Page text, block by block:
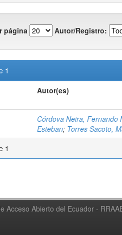
página Autor/Registro:
1
Autor(es)
Córdova Neira, Fernando
Esteban; Torres Sacoto,
1
Acceso Abierto del Ecuador -